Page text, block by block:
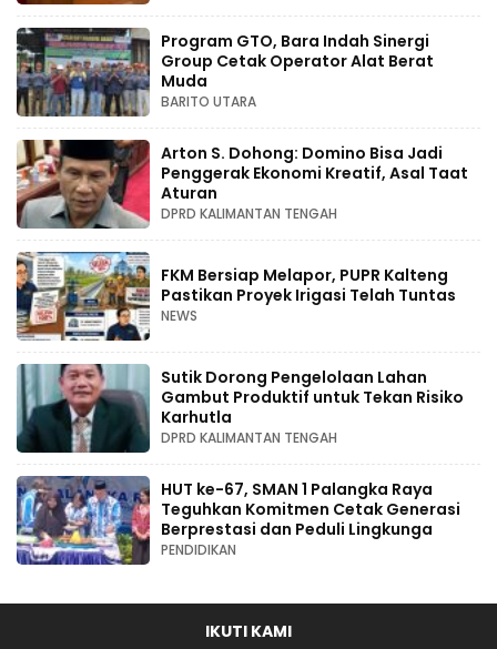
Program GTO, Bara Indah Sinergi
Group Cetak Operator Alat Berat
Muda
BARITO UTARA
Arton S. Dohong: Domino Bisa Jadi
Penggerak Ekonomi Kreatif, Asal Taat
Aturan
DPRD KALIMANTAN TENGAH
FKM Bersiap Melapor, PUPR Kalteng
Pastikan Proyek Irigasi Telah Tuntas
NEWS
Sutik Dorong Pengelolaan Lahan
Gambut Produktif untuk Tekan Risiko
Karhutla
DPRD KALIMANTAN TENGAH
HUT ke-67, SMAN 1 Palangka Raya
Teguhkan Komitmen Cetak Generasi
Berprestasi dan Peduli Lingkunga
PENDIDIKAN
IKUTI KAMI